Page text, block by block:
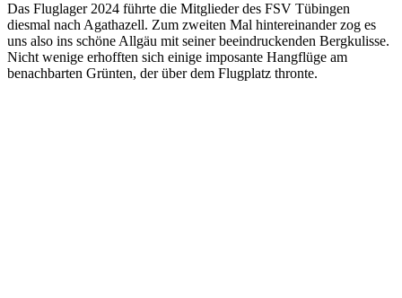
Das Fluglager 2024 führte die Mitglieder des FSV Tübingen
diesmal nach Agathazell. Zum zweiten Mal hintereinander zog es
uns also ins schöne Allgäu mit seiner beeindruckenden Bergkulisse.
Nicht wenige erhofften sich einige imposante Hangflüge am
benachbarten Grünten, der über dem Flugplatz thronte.